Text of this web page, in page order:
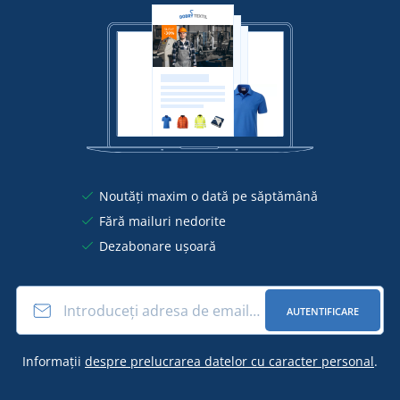
Noutăți maxim o dată pe săptămână
Fără mailuri nedorite
Dezabonare ușoară
AUTENTIFICARE
Informații despre prelucrarea datelor cu caracter personal.